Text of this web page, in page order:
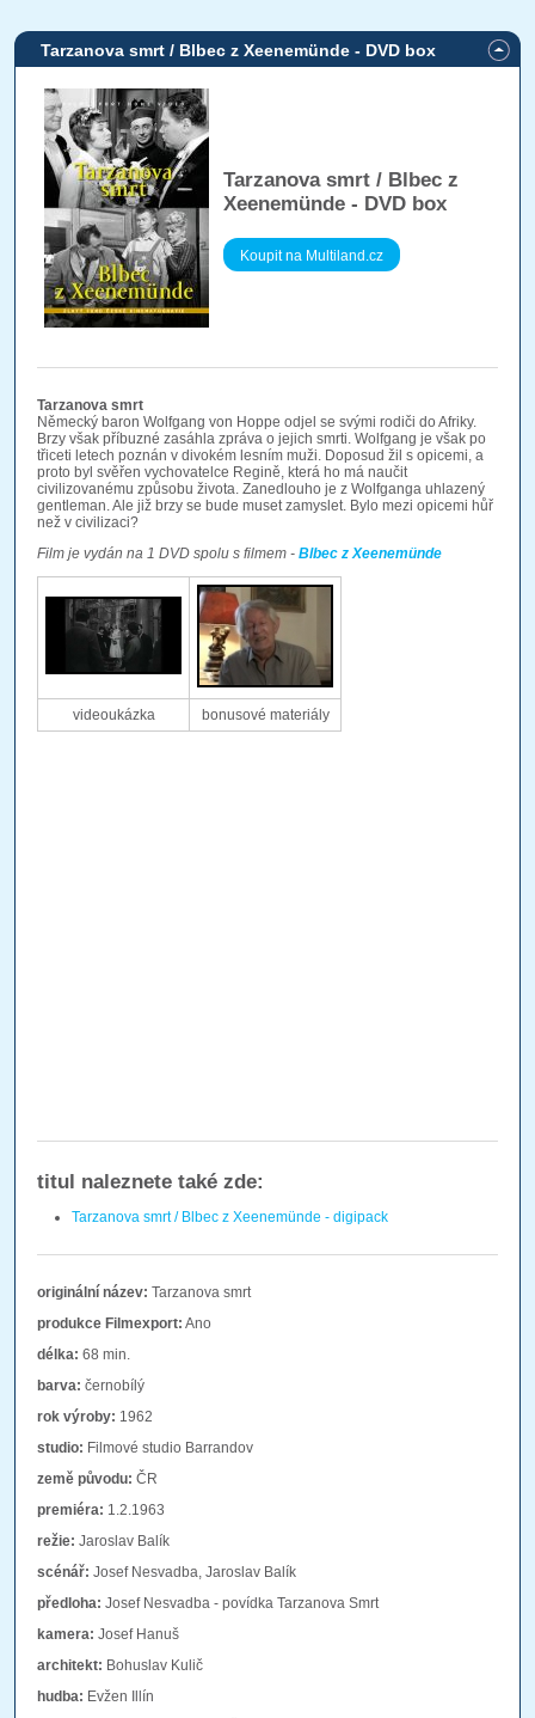
Tarzanova smrt / Blbec z Xeenemünde - DVD box
Tarzanova smrt / Blbec z
Xeenemünde - DVD box
Koupit na Multiland.cz
Tarzanova smrt
Německý baron Wolfgang von Hoppe odjel se svými rodiči do Afriky.
Brzy však příbuzné zasáhla zpráva o jejich smrti. Wolfgang je však po
třiceti letech poznán v divokém lesním muži. Doposud žil s opicemi, a
proto byl svěřen vychovatelce Regině, která ho má naučit
civilizovanému způsobu života. Zanedlouho je z Wolfganga uhlazený
gentleman. Ale již brzy se bude muset zamyslet. Bylo mezi opicemi hůř
než v civilizaci?
Film je vydán na 1 DVD spolu s filmem - Blbec z Xeenemünde
videoukázka bonusové materiály
titul naleznete také zde:
Tarzanova smrt / Blbec z Xeenemünde - digipack
originální název: Tarzanova smrt
produkce Filmexport: Ano
délka: 68 min.
barva: černobílý
rok výroby: 1962
studio: Filmové studio Barrandov
země původu: ČR
premiéra: 1.2.1963
režie: Jaroslav Balík
scénář: Josef Nesvadba, Jaroslav Balík
předloha: Josef Nesvadba - povídka Tarzanova Smrt
kamera: Josef Hanuš
architekt: Bohuslav Kulič
hudba: Evžen Illín